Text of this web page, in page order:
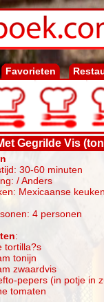
Favorieten
Gegrilde Vis
30-60 minuten
/ Anders
Mexicaanse keuken
4 personen
:
tortilla?s
tonijn
zwaardvis
pepers (in potje in
tomaten